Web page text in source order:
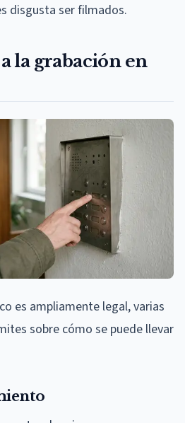
disgusta ser filmados.
la grabación en
es ampliamente legal, varias
sobre cómo se puede llevar